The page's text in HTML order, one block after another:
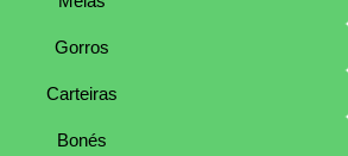
Gorros
Carteiras
Bonés